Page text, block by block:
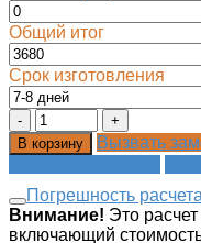
Общий итог
Срок изготовления
В корзину Вызвать
Погрешность расчета
Внимание! Это
включающий